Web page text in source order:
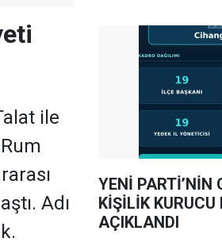
ile
Adı
YENİ PARTİ’NİN
KİŞİLİK KURUCU
AÇIKLANDI